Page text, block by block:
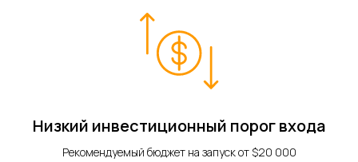
Низкий инвестиционный порог входа
Рекомендуемый бюджет на запуск от $20 000